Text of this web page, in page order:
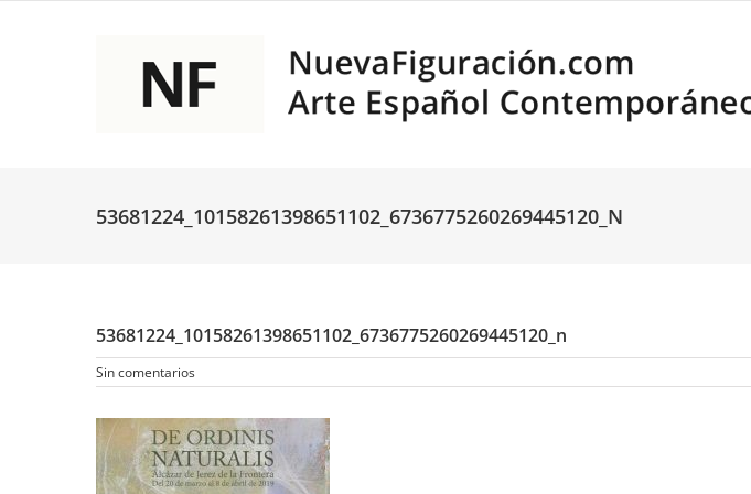
53681224_10158261398651102_6736775260269445120_N
53681224_10158261398651102_6736775260269445120_n
Sin comentarios